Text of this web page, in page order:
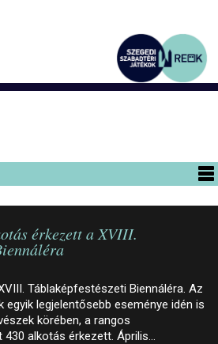
PROGRAMOK
KIÁLLÍTÁSOK
érkezett a XVIII.
Táblaképfestészeti Biennáléra. Az
egyik legjelentősebb eseménye idén is
körében, a rangos
alkotás érkezett. Április…